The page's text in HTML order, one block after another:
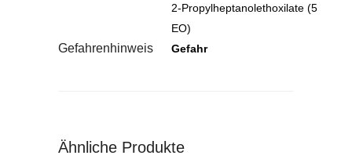
2-Propylheptanolethoxilate (5
EO)
Gefahrenhinweis Gefahr
Ähnliche Produkte